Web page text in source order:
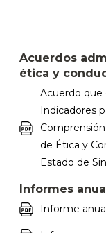
Acuerdos
ética y
Acuerdo que
Indicadores
de Ética y
Estado de
Informes
Informe